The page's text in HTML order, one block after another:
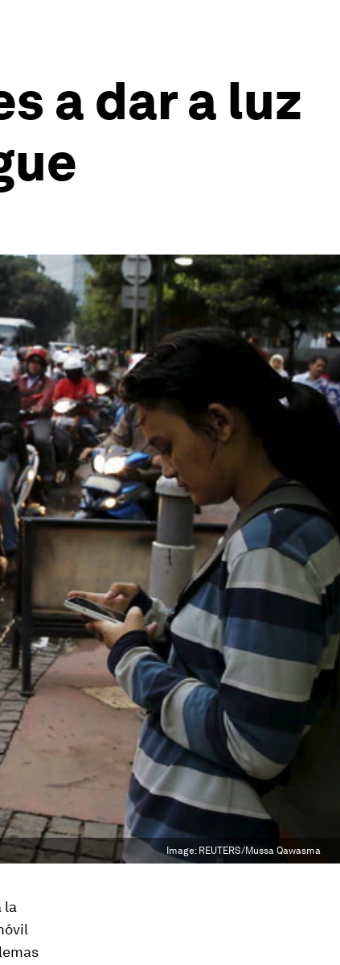
a dar a luz
Image: REUTERS/Mussa Qawasma
la